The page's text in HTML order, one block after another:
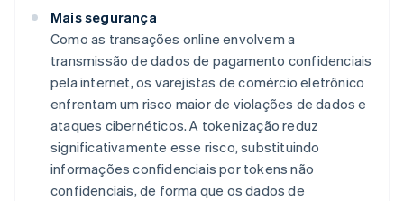
Mais segurança
Como as transações online envolvem a
transmissão de dados de pagamento confidenciais
pela internet, os varejistas de comércio eletrônico
enfrentam um risco maior de violações de dados e
ataques cibernéticos. A tokenização reduz
significativamente esse risco, substituindo
informações confidenciais por tokens não
confidenciais, de forma que os dados de